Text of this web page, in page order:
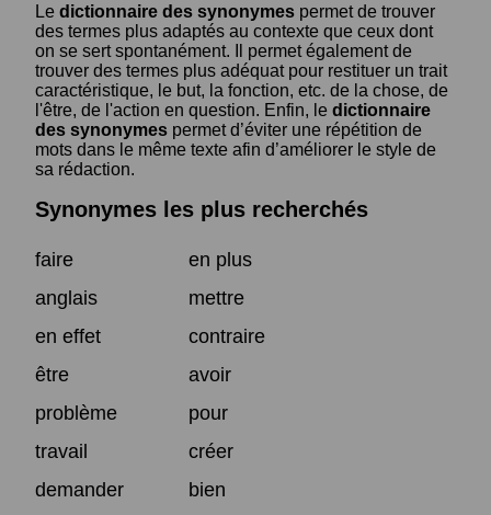
Le dictionnaire des synonymes permet de trouver
des termes plus adaptés au contexte que ceux dont
on se sert spontanément. Il permet également de
trouver des termes plus adéquat pour restituer un trait
caractéristique, le but, la fonction, etc. de la chose, de
l'être, de l'action en question. Enfin, le dictionnaire
des synonymes permet d’éviter une répétition de
mots dans le même texte afin d’améliorer le style de
sa rédaction.
Synonymes les plus recherchés
faire
en plus
anglais
mettre
en effet
contraire
être
avoir
problème
pour
travail
créer
demander
bien